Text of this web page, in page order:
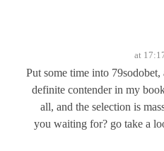
Put some time into 79sodobet,
definite contender in my
all, and the selection is
you waiting for? go take a